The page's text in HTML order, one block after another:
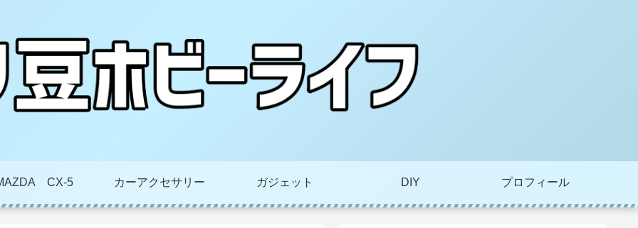
CX-5 カーアクセサリー ガジェット DIY プロフィール